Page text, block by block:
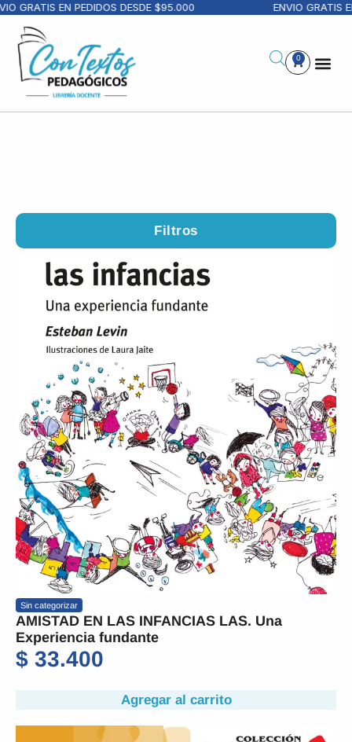
EN PEDIDOS DESDE $95.000 ENVIO GRATIS EN
0
Filtros
Sin categorizar
AMISTAD EN LAS INFANCIAS LAS. Una
Experiencia fundante
$ 33.400
Agregar al carrito